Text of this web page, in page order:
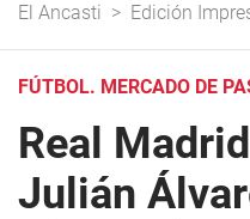
El Ancasti > Edición
FÚTBOL. MERCADO DE
Real
Julián